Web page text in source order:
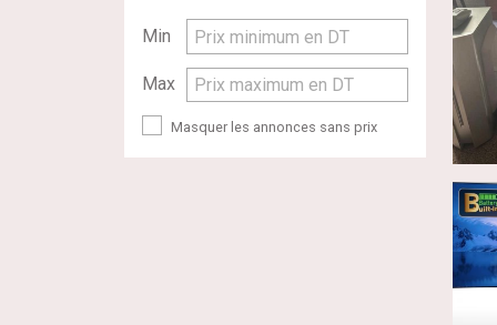
Min Prix minimum en DT
Max Prix maximum en DT
Masquer les annonces sans prix